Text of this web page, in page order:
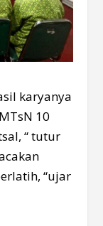
karyanya
10
“ tutur
“ujar